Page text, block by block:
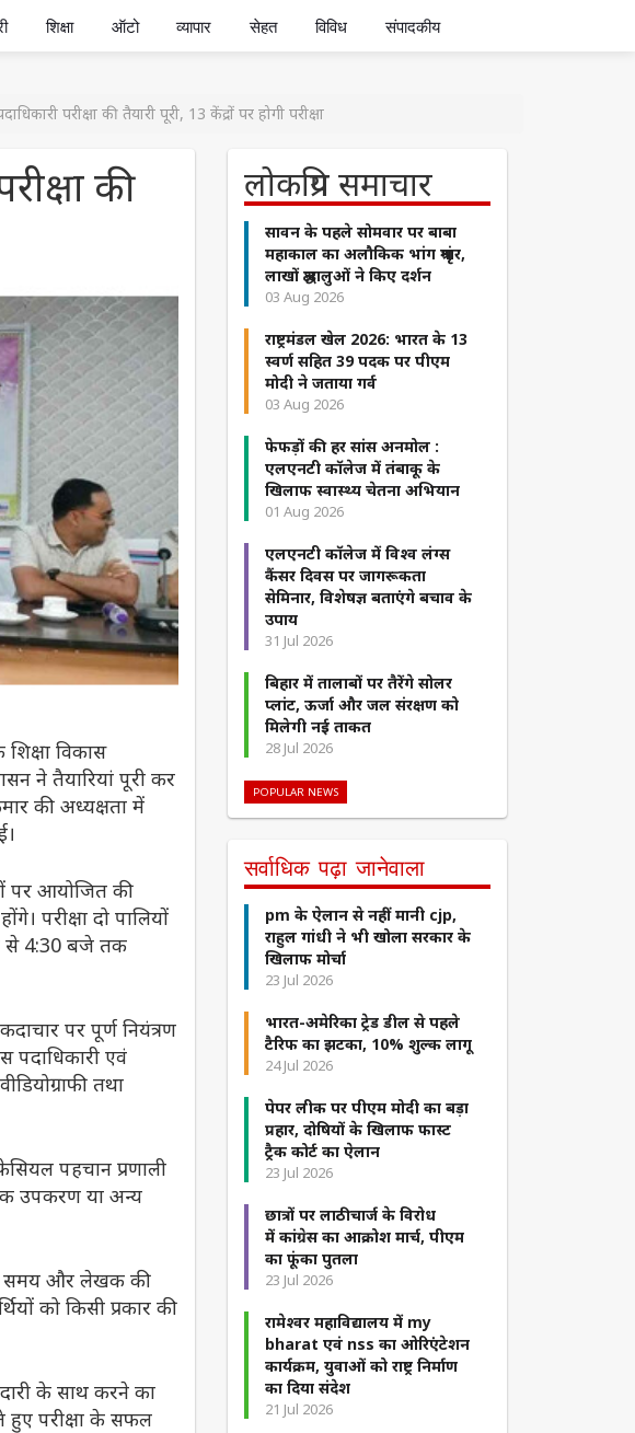
शिक्षा ऑटो व्यापार सेहत विविध संपादकीय
परीक्षा की तैयारी पूरी, 13 केंद्रों पर होगी परीक्षा
की
विकास
ने तैयारियां पूरी कर
की अध्यक्षता में
पर आयोजित की
परीक्षा दो पालियों
से 4:30 बजे तक
पर पूर्ण नियंत्रण
पदाधिकारी एवं
तथा
पहचान प्रणाली
उपकरण या अन्य
समय और लेखक की
को किसी प्रकार की
के साथ करने का
हुए परीक्षा के सफल
लोकप्रिय समाचार
सावन के पहले सोमवार पर बाबा
महाकाल का अलौकिक भांग श्रृंगार,
लाखों श्रद्धालुओं ने किए दर्शन
03 Aug 2026
राष्ट्रमंडल खेल 2026: भारत के 13
स्वर्ण सहित 39 पदक पर पीएम
मोदी ने जताया गर्व
03 Aug 2026
फेफड़ों की हर सांस अनमोल :
एलएनटी कॉलेज में तंबाकू के
खिलाफ स्वास्थ्य चेतना अभियान
01 Aug 2026
एलएनटी कॉलेज में विश्व लंग्स
कैंसर दिवस पर जागरूकता
सेमिनार, विशेषज्ञ बताएंगे बचाव के
उपाय
31 Jul 2026
बिहार में तालाबों पर तैरेंगे सोलर
प्लांट, ऊर्जा और जल संरक्षण को
मिलेगी नई ताकत
28 Jul 2026
POPULAR NEWS
सर्वाधिक पढ़ा जानेवाला
pm के ऐलान से नहीं मानी cjp,
राहुल गांधी ने भी खोला सरकार के
खिलाफ मोर्चा
23 Jul 2026
भारत-अमेरिका ट्रेड डील से पहले
टैरिफ का झटका, 10% शुल्क लागू
24 Jul 2026
पेपर लीक पर पीएम मोदी का बड़ा
प्रहार, दोषियों के खिलाफ फास्ट
ट्रैक कोर्ट का ऐलान
23 Jul 2026
छात्रों पर लाठीचार्ज के विरोध
में कांग्रेस का आक्रोश मार्च, पीएम
का फूंका पुतला
23 Jul 2026
रामेश्वर महाविद्यालय में my
bharat एवं nss का ओरिएंटेशन
कार्यक्रम, युवाओं को राष्ट्र निर्माण
का दिया संदेश
21 Jul 2026